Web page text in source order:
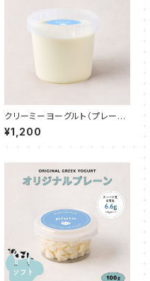
クリーミーヨーグルト（プレー
ン）500g
¥1,200